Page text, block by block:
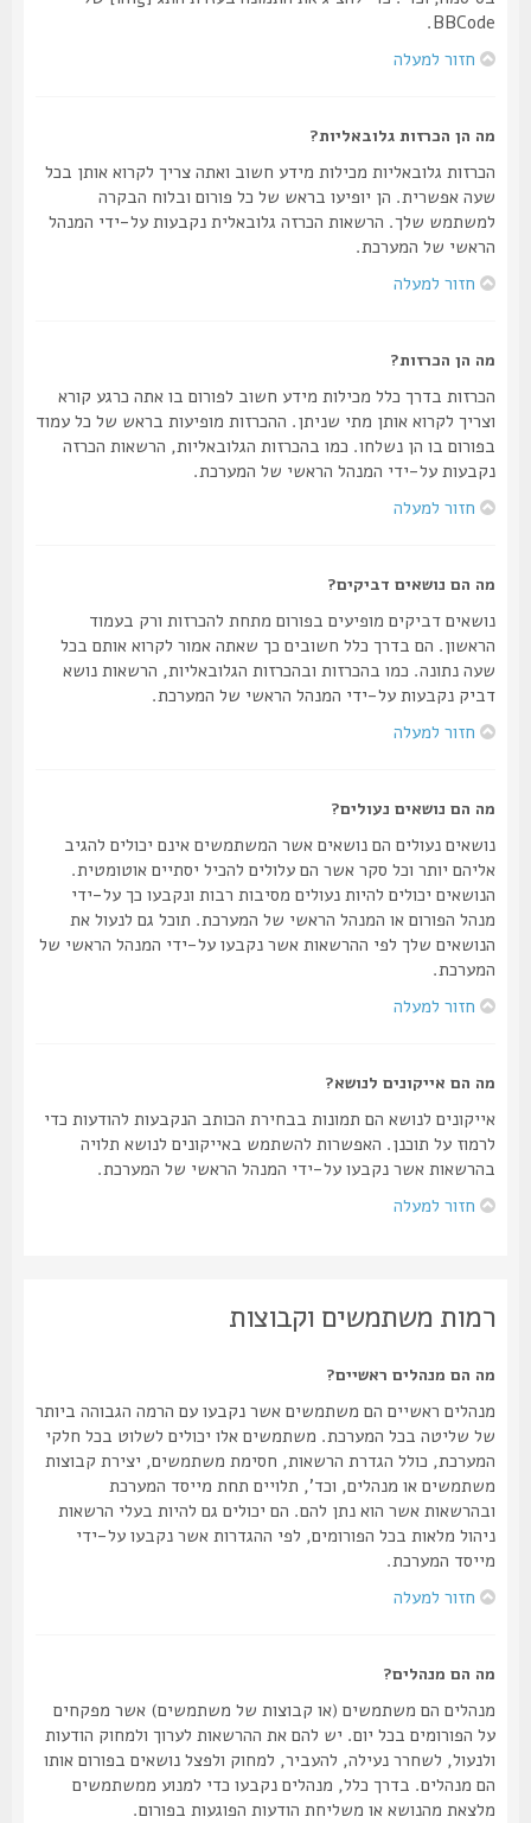
BBCode.
חזור למעלה
מה הן הכרזות גלובאליות?
הכרזות גלובאליות מכילות מידע חשוב ואתה צריך לקרוא אותן בכל
שעה אפשרית. הן יופיעו בראש של כל פורום ובלוח הבקרה
למשתמש שלך. הרשאות הכרזה גלובאלית נקבעות על-ידי המנהל
הראשי של המערכת.
חזור למעלה
מה הן הכרזות?
הכרזות בדרך כלל מכילות מידע חשוב לפורום בו אתה כרגע קורא
וצריך לקרוא אותן מתי שניתן. ההכרזות מופיעות בראש של כל עמוד
בפורום בו הן נשלחו. כמו בהכרזות הגלובאליות, הרשאות הכרזה
נקבעות על-ידי המנהל הראשי של המערכת.
חזור למעלה
מה הם נושאים דביקים?
נושאים דביקים מופיעים בפורום מתחת להכרזות ורק בעמוד
הראשון. הם בדרך כלל חשובים כך שאתה אמור לקרוא אותם בכל
שעה נתונה. כמו בהכרזות ובהכרזות הגלובאליות, הרשאות נושא
דביק נקבעות על-ידי המנהל הראשי של המערכת.
חזור למעלה
מה הם נושאים נעולים?
נושאים נעולים הם נושאים אשר המשתמשים אינם יכולים להגיב
אליהם יותר וכל סקר אשר הם עלולים להכיל יסתיים אוטומטית.
הנושאים יכולים להיות נעולים מסיבות רבות ונקבעו כך על-ידי
מנהל הפורום או המנהל הראשי של המערכת. תוכל גם לנעול את
הנושאים שלך לפי ההרשאות אשר נקבעו על-ידי המנהל הראשי של
המערכת.
חזור למעלה
מה הם אייקונים לנושא?
אייקונים לנושא הם תמונות בבחירת הכותב הנקבעות להודעות כדי
לרמוז על תוכנן. האפשרות להשתמש באייקונים לנושא תלויה
בהרשאות אשר נקבעו על-ידי המנהל הראשי של המערכת.
חזור למעלה
רמות משתמשים וקבוצות
מה הם מנהלים ראשיים?
מנהלים ראשיים הם משתמשים אשר נקבעו עם הרמה הגבוהה ביותר
של שליטה בכל המערכת. משתמשים אלו יכולים לשלוט בכל חלקי
המערכת, כולל הגדרת הרשאות, חסימת משתמשים, יצירת קבוצות
משתמשים או מנהלים, וכד', תלויים תחת מייסד המערכת
ובהרשאות אשר הוא נתן להם. הם יכולים גם להיות בעלי הרשאות
ניהול מלאות בכל הפורומים, לפי ההגדרות אשר נקבעו על-ידי
מייסד המערכת.
חזור למעלה
מה הם מנהלים?
מנהלים הם משתמשים (או קבוצות של משתמשים) אשר מפקחים
על הפורומים בכל יום. יש להם את ההרשאות לערוך ולמחוק הודעות
ולנעול, לשחרר נעילה, להעביר, למחוק ולפצל נושאים בפורום אותו
הם מנהלים. בדרך כלל, מנהלים נקבעו כדי למנוע ממשתמשים
מלצאת מהנושא או משליחת הודעות הפוגעות בפורום.